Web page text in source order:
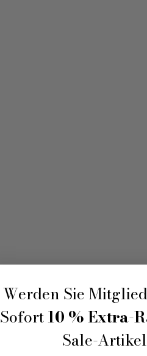
Werden Sie
Sofort10 % Extra-
Sale-